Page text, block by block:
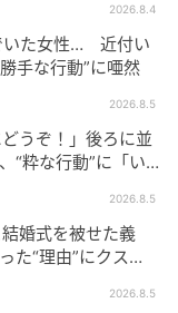
こに書いてあるい
なるの物凄く楽し
2026.8.4
いた女性… 近付い
手な行動”に唖然
2026.8.5
うぞ！」後ろに並
粋な行動”に「い
2026.8.5
婚式を被せた義
“理由”にクス
2026.8.5